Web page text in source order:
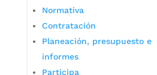
Normativa
Contratación
Planeación, presupuesto e
informes
Participa